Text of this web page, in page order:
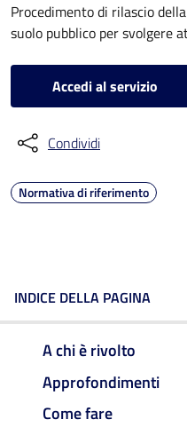
Procedimento di rilascio
suolo pubblico per svolgere
Accedi al servizio
Condividi
Normativa di riferimento
INDICE DELLA PAGINA
A chi è rivolto
Approfondimenti
Come fare